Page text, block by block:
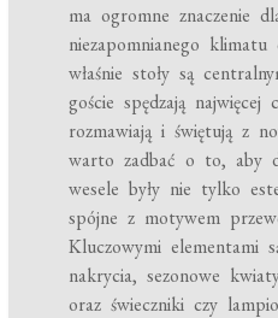
ma ogromne znaczenie
niezapomnianego klimatu
właśnie stoły są
goście spędzają najwięcej
rozmawiają i świętują z
warto zadbać o to, aby
wesele były nie tylko
spójne z motywem
Kluczowymi elementami
nakrycia, sezonowe
oraz świeczniki czy